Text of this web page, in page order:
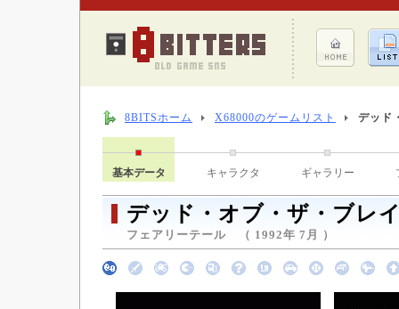
8BITSホーム X68000のゲームリスト デッド
基本データ キャラクタ ギャラリー
デッド・オブ・ザ・ブレ
フェアリーテール （ 1992年 7月 ）